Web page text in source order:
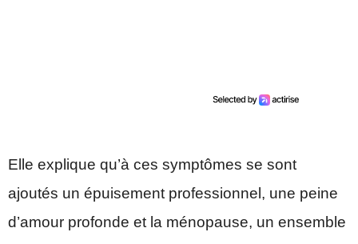
Elle explique qu’à ces symptômes se sont
ajoutés un épuisement professionnel, une peine
d’amour profonde et la ménopause, un ensemble